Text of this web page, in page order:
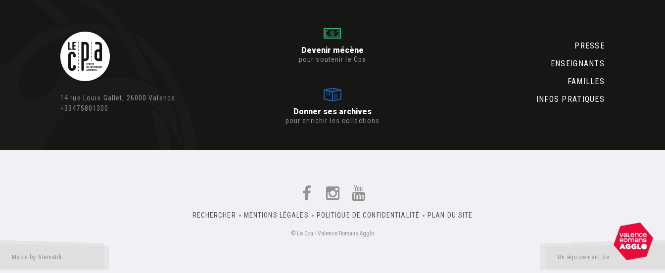
14 rue Louis Gallet, 26000 Valence
+33475801300
PRESSE
ENSEIGNANTS
FAMILLES
INFOS PRATIQUES
Devenir mécène
pour soutenir le Cpa
Donner ses archives
pour enrichir les collections
RECHERCHER MENTIONS LÉGALES POLITIQUE DE CONFIDENTIALITÉ PLAN DU SITE
© Le Cpa - Valence Romans Agglo
Made by 6tematik Un équipement de